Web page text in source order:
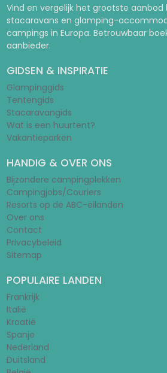
Vind en vergelijk het grootste
stacaravans en glamping-
campings in Europa. Betrouwbaar
aanbieder.
GIDSEN & INSPIRATIE
Glampinggids
Tentengids
Stacaravangids
Wat is een huurtent?
Vakantieparken
HANDIG & OVER ONS
Bijzondere campingplekken
Campingjobs/Couriers
Resorts op de ABC-eilanden
Over ons
Contact
Privacybeleid
Sitemap
POPULAIRE LANDEN
Frankrijk
Italië
Kroatië
Spanje
Nederland
Duitsland